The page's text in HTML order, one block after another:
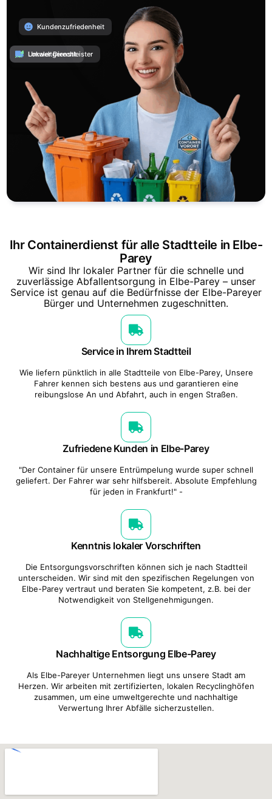
Kundenzufriedenheit
Umweltgerecht
Lokaler Dienstleister
Ihr Containerdienst für alle Stadtteile in Elbe-
Parey
Wir sind Ihr lokaler Partner für die schnelle und
zuverlässige Abfallentsorgung in Elbe-Parey – unser
Service ist genau auf die Bedürfnisse der Elbe-Pareyer
Bürger und Unternehmen zugeschnitten.
Service in Ihrem Stadtteil
Wie liefern pünktlich in alle Stadtteile von Elbe-Parey, Unsere
Fahrer kennen sich bestens aus und garantieren eine
reibungslose An und Abfahrt, auch in engen Straßen.
Zufriedene Kunden in Elbe-Parey
"Der Container für unsere Entrümpelung wurde super schnell
geliefert. Der Fahrer war sehr hilfsbereit. Absolute Empfehlung
für jeden in Frankfurt!" -
Kenntnis lokaler Vorschriften
Die Entsorgungsvorschriften können sich je nach Stadtteil
unterscheiden. Wir sind mit den spezifischen Regelungen von
Elbe-Parey vertraut und beraten Sie kompetent, z.B. bei der
Notwendigkeit von Stellgenehmigungen.
Nachhaltige Entsorgung Elbe-Parey
Als Elbe-Pareyer Unternehmen liegt uns unsere Stadt am
Herzen. Wir arbeiten mit zertifizierten, lokalen Recyclinghöfen
zusammen, um eine umweltgerechte und nachhaltige
Verwertung Ihrer Abfälle sicherzustellen.